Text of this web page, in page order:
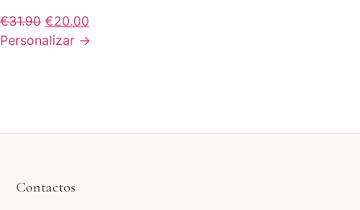
€31.90 €20.00
Personalizar →
Contactos